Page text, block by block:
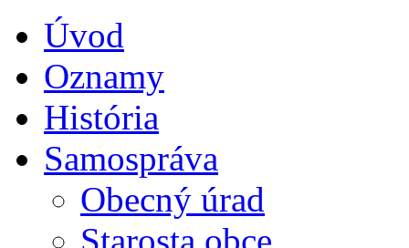
Úvod
Oznamy
História
Samospráva
Obecný úrad